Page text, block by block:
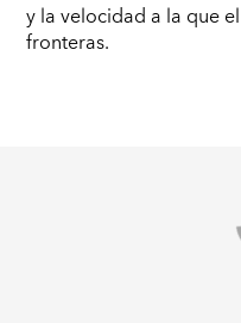
y la velocidad a la que
fronteras.